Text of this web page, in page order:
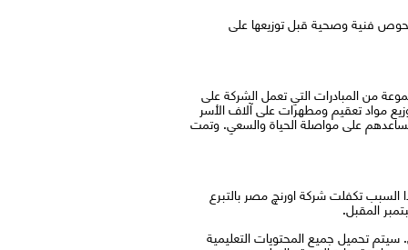
فنية وصحية قبل توزيعها على
من المبادرات التي تعمل الشركة على
مواد تعقيم ومطهرات على آلاف الأسر
وتساعدهم على مواصلة الحياة والسعي. وتمت
السبب تكفلت شركة اورنچ مصر بالتبرع
المقبل.
في سبتمبر المقبل. سيتم تحميل جميع المحتويات التعليمية